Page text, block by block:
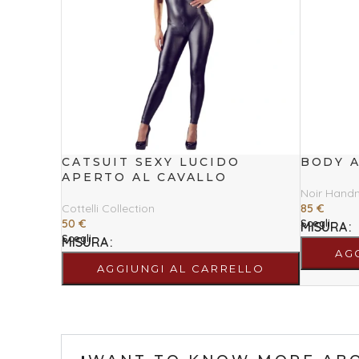
CATSUIT SEXY LUCIDO
APERTO AL CAVALLO
Cottelli Collection
50€
Scegli
MISURA
AGGIUNGI AL CARRELLO
BODY
Noir
85 €
Scegli
MISURA